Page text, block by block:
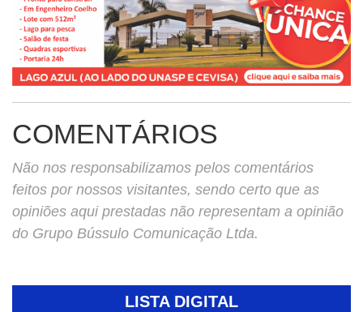
COMENTÁRIOS
Não nos responsabilizamos pelos comentários
feitos por nossos visitantes, sendo certo que as
opiniões aqui prestadas não representam a opinião
do Grupo Bússulo Comunicação Ltda.
LISTA DIGITAL